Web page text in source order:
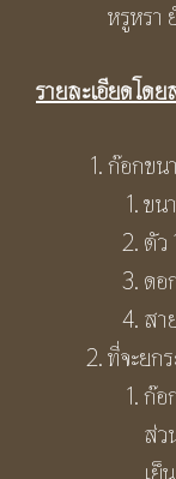
หรูหรา
รายละเอียดโดย
ก๊อกขน
ขน
ตัว
ดอ
สา
ที่จะยก
ก๊อ
ส่ว